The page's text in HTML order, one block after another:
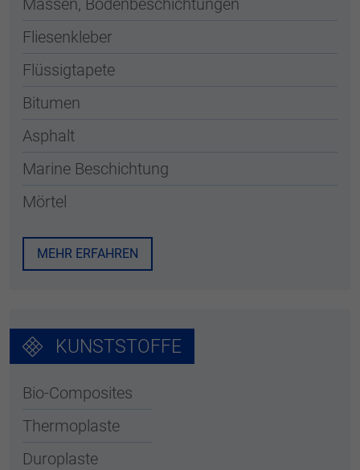
Fliesenkleber
Flüssigtapete
Bitumen
Asphalt
Marine Beschichtung
Mörtel
MEHR ERFAHREN
KUNSTSTOFFE
Bio-Composites
Thermoplaste
Duroplaste